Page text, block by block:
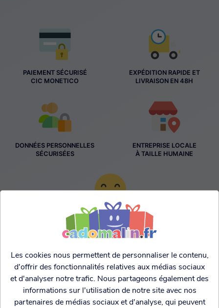
PAIEMENT SÉCURISÉ
CIC MONETICO
EXPÉDITION RAPIDE ET
LIVRAISON EN 48H
DONNÉES PERSONNELLES
SÉCURISÉES
ENTREPRISE LOCALE
À TAILLE HUMAINE
TARIFS AGRESSIFS &
FRANCO LEGER
Les cookies nous permettent de personnaliser le contenu,
d'offrir des fonctionnalités relatives aux médias sociaux
et d'analyser notre trafic. Nous partageons également des
informations sur l'utilisation de notre site avec nos
partenaires de médias sociaux et d'analyse, qui peuvent